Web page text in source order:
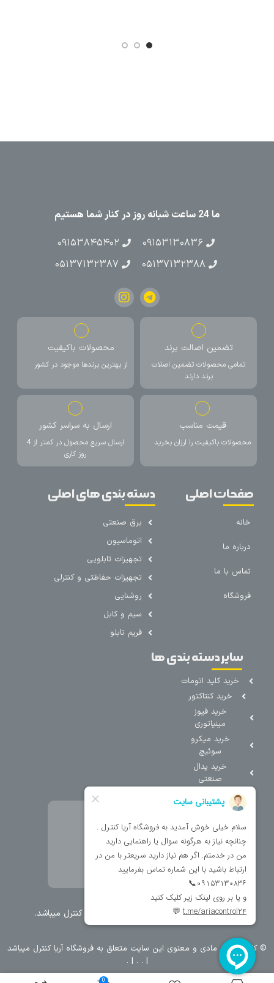
ما 24 ساعت شبانه روز در کنار شما هستیم
۰۹۱۵۳۱۳۰۸۳۶
۰۹۱۵۳۸۴۵۴۰۲
۰۵۱۳۷۱۳۲۳۸۸
۰۵۱۳۷۱۳۲۳۸۷
تضمین اصالت برند
تمامی محصولات تضمین اصلات
برند دارند
محصولات باکیفیت
از بهترین برندها موجود در کشور
قیمت مناسب
محصولات باکیفیت را ارزان بخرید
ارسال به سراسر کشور
ارسال سریع محصول در کمتر از 4
روز کاری
صفحات اصلی
خانه
درباره ما
تماس با ما
فروشگاه
دسته بندی های اصلی
برق صنعتی
اتوماسیون
تجهیزات تابلویی
تجهیزات حفاظتی و کنترلی
روشنایی
سیم و کابل
فریم تابلو
سایر دسته بندی ها
خرید کلید اتومات
خرید کنتاکتور
خرید فیوز
مینیاتوری
خرید میکرو
سوئیچ
خرید پدال
صنعتی
تمامی حقوق مطالب و سایت نزد شرکت اریا کنترل میباشد.
0
© کليه حقوق مادی و معنوی اين سايت متعلق به فروشگاه آریا کنترل ميباشد
|
. .
| .